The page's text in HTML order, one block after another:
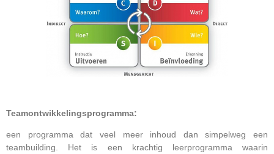
Teamontwikkelingsprogramma:
een programma dat veel meer inhoud dan simpelweg een
teambuilding. Het is een krachtig leerprogramma waarin